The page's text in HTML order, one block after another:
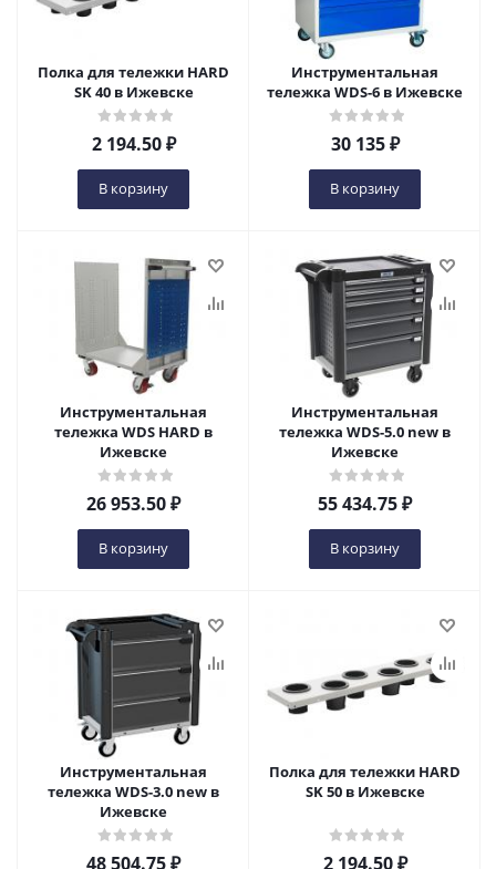
Полка для тележки HARD
SK 40 в Ижевске
2 194.50₽
В корзину
Инструментальная
тележка WDS-6 в Ижевске
30 135₽
В корзину
Инструментальная
тележка WDS HARD в
Ижевске
26 953.50₽
В корзину
Инструментальная
тележка WDS-5.0 new в
Ижевске
55 434.75₽
В корзину
Инструментальная
тележка WDS-3.0 new в
Ижевске
48 504.75₽
Полка для тележки HARD
SK 50 в Ижевске
2 194.50₽